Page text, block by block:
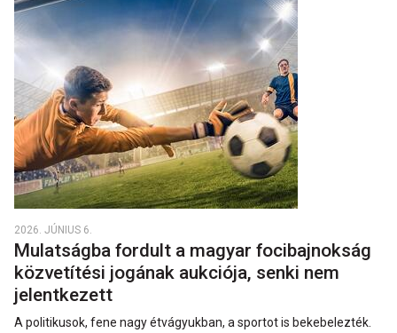
2026. JÚNIUS 6.
Mulatságba fordult a magyar focibajnokság
közvetítési jogának aukciója, senki nem
jelentkezett
A politikusok, fene nagy étvágyukban, a sportot is bekebelezték.